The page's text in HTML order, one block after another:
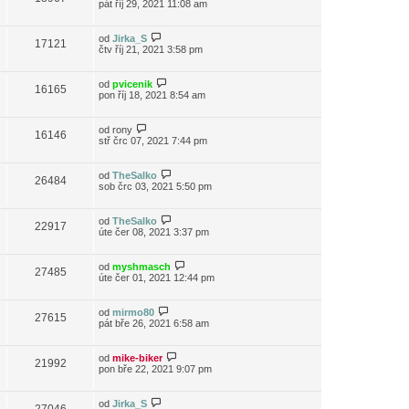
pát říj 29, 2021 11:08 am
17121 od Jirka_S
čtv říj 21, 2021 3:58 pm
16165 od pvicenik
pon říj 18, 2021 8:54 am
16146 od rony
stř črc 07, 2021 7:44 pm
26484 od TheSalko
sob črc 03, 2021 5:50 pm
22917 od TheSalko
úte čer 08, 2021 3:37 pm
27485 od myshmasch
úte čer 01, 2021 12:44 pm
27615 od mirmo80
pát bře 26, 2021 6:58 am
21992 od mike-biker
pon bře 22, 2021 9:07 pm
od Jirka_S